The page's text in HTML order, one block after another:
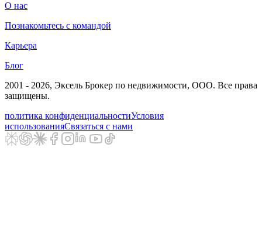
О нас
Познакомьтесь с командой
Карьера
Блог
2001 - 2026, Эксель Брокер по недвижимости, ООО. Все права
защищены.
политика конфиденциальностиУсловия
использованияСвязаться с нами